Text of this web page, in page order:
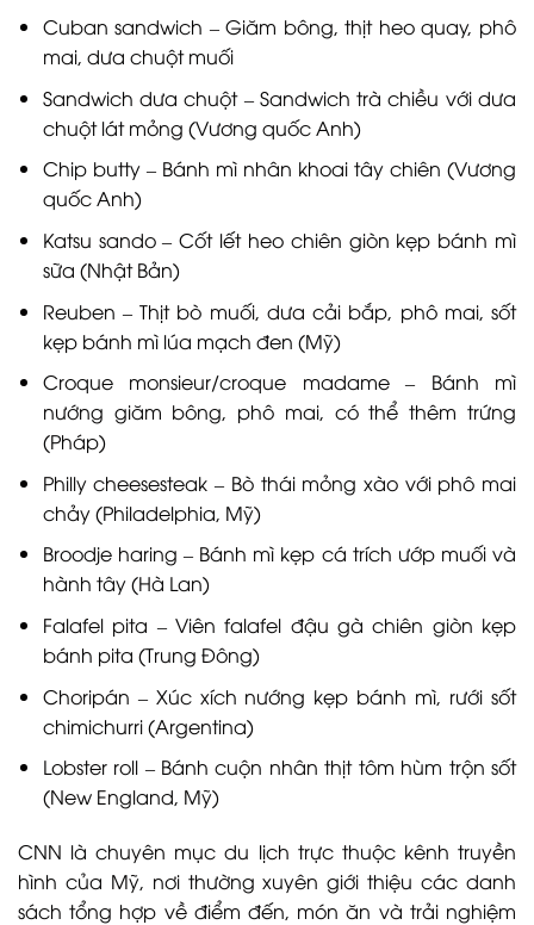
Cuban sandwich – Giăm bông, thịt heo quay, phô
mai, dưa chuột muối
Sandwich dưa chuột – Sandwich trà chiều với dưa
chuột lát mỏng (Vương quốc Anh)
Chip butty – Bánh mì nhân khoai tây chiên (Vương
quốc Anh)
Katsu sando – Cốt lết heo chiên giòn kẹp bánh mì
sữa (Nhật Bản)
Reuben – Thịt bò muối, dưa cải bắp, phô mai, sốt
kẹp bánh mì lúa mạch đen (Mỹ)
Croque monsieur/croque madame – Bánh mì
nướng giăm bông, phô mai, có thể thêm trứng
(Pháp)
Philly cheesesteak – Bò thái mỏng xào với phô mai
chảy (Philadelphia, Mỹ)
Broodje haring – Bánh mì kẹp cá trích ướp muối và
hành tây (Hà Lan)
Falafel pita – Viên falafel đậu gà chiên giòn kẹp
bánh pita (Trung Đông)
Choripán – Xúc xích nướng kẹp bánh mì, rưới sốt
chimichurri (Argentina)
Lobster roll – Bánh cuộn nhân thịt tôm hùm trộn sốt
(New England, Mỹ)
CNN là chuyên mục du lịch trực thuộc kênh truyền
hình của Mỹ, nơi thường xuyên giới thiệu các danh
sách tổng hợp về điểm đến, món ăn và trải nghiệm